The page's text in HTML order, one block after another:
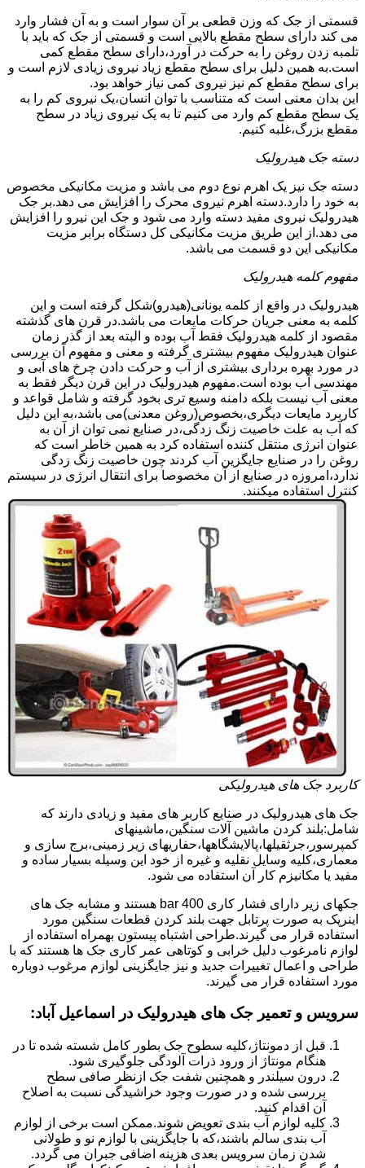
قسمتی از جک که وزن قطعی بر آن سوار است و به آن فشار وارد
می کند دارای سطح مقطع بالایی است و قسمتی از جک که باید با
تلمبه زدن روغن را به حرکت در آورد،دارای سطح مقطع کمی
است.به همین دلیل برای سطح مقطع زیاد نیروی زیادی لازم است و
برای سطح مقطع کم نیز نیروی کمی نیاز خواهد بود.
این بدان معنی است که متناسب با توان انسان،یک نیروی کم را به
یک سطح مقطع کم وارد می کنیم تا به یک نیروی زیاد در سطح
مقطع بزرگ،غلبه کنیم.
دسته جک هیدرولیک
دسته جک نیز یک اهرم نوع دوم می باشد و مزیت مکانیکی مخصوص
به خود را دارد.دسته اهرم نیروی محرک را افزایش می دهد.بر جک
هیدرولیک نیروی مفید دسته وارد می شود و جک این نیرو را افزایش
می دهد.از این طریق مزیت مکانیکی کل دستگاه برابر مزیت
مکانیکی این دو قسمت می باشد.
مفهوم کلمه هیدرولیک
هیدرولیک در واقع از کلمه یونانی(هیدرو)شکل گرفته است و این
کلمه به معنی جریان حرکات مایعات می باشد.در قرن های گذشته
مقصود از کلمه هیدرولیک فقط آب بوده و البته بعد از گذر زمان
عنوان هیدرولیک مفهوم بیشتری گرفته و معنی و مفهوم آن بررسی
در مورد بهره برداری بیشتری از آب و حرکت دادن چرخ های آبی و
مهندسی آب بوده است.مفهوم هیدرولیک در این قرن دیگر فقط به
معنی آب نیست بلکه دامنه وسیع تری بخود گرفته و شامل قواعد و
کاربرد مایعات دیگری،بخصوص(روغن معدنی)می باشد،به این دلیل
که آب به علت خاصیت زنگ زدگی،در صنایع نمی توان از آن به
عنوان انرژی منتقل کننده استفاده کرد به همین خاطر است که
روغن را در صنایع جایگزین آب کردند چون خاصیت زنگ زدگی
ندارد،امروزه در صنایع از آن مخصوصا برای انتقال انرژی در سیستم
کنترل استفاده میکنند.
کاربرد جک های هیدرولیکی
جک های هیدرولیک در صنایع کاربر های مفید و زیادی دارند که
شامل:بلند کردن ماشین آلات سنگین،ماشینهای
کمپرسور،جرثقیلها،پالایشگاهها،حفاریهای زیر زمینی،برج سازی و
معماری،کلیه وسایل نقلیه و غیره از خود این وسیله بسیار ساده و
مفید یا مکانیزم کار آن استفاده می شود.
جکهای زیر دارای فشار کاری 400 bar هستند و مشابه جک های
اینرپک به صورت پرتابل جهت بلند کردن قطعات سنگین مورد
استفاده قرار می گیرند.طراحی اشتباه پیستون بهمراه استفاده از
لوازم نامرغوب دلیل خرابی و کوتاهی عمر کاری جک ها هستند که با
طراحی و اعمال تغییرات جدید و نیز جایگزینی لوازم مرغوب دوباره
مورد استفاده قرار می گیرند.
سرویس و تعمیر جک های هیدرولیک در اسماعیل آباد:
قبل از دمونتاژ،کلیه سطوح جک بطور کامل شسته شده تا در
هنگام مونتاژ از ورود ذرات آلودگی جلوگیری شود.
درون سیلندر و همچنین شفت جک ازنظر صافی سطح
بررسی شده و در صورت وجود خراشیدگی نسبت به اصلاح
آن اقدام کنید.
کلیه لوازم آب بندی تعویض شوند.ممکن است برخی از لوازم
آب بندی سالم باشند،که با جایگزینی با لوازم نو و طولانی
شدن زمان سرویس بعدی هزینه اضافی جبران می گردد.